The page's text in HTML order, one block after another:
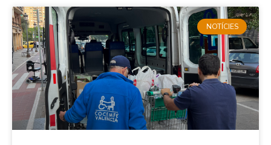
NOTÍCIES